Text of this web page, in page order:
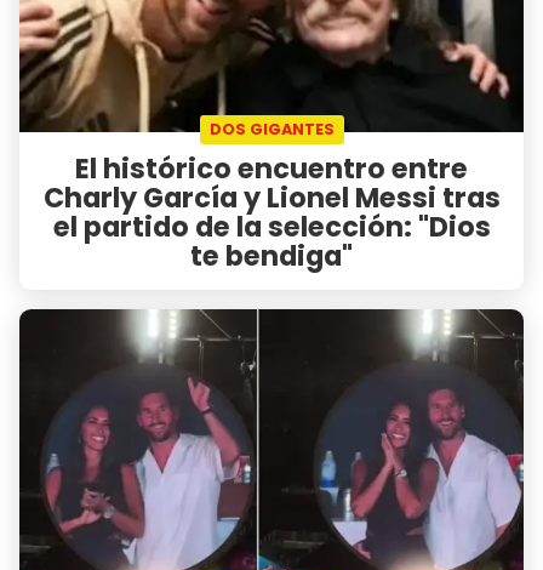
DOS GIGANTES
El histórico encuentro entre
Charly García y Lionel Messi tras
el partido de la selección: "Dios
te bendiga"